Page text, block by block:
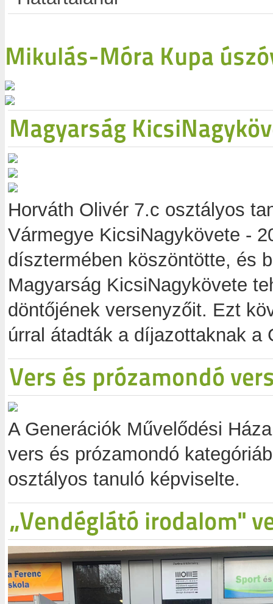
Mikulás-Móra Kupa
Magyarság
Horváth Olivér 7.c osztályos
Vármegye KicsiNagykövete -
dísztermében köszöntötte, és
Magyarság KicsiNagykövete
döntőjének versenyzőit. Ezt
úrral átadták a díjazottaknak a
Vers és prózamondó
A Generációk Művelődési
vers és prózamondó
osztályos tanuló képviselte.
„Vendéglátó irodalom"